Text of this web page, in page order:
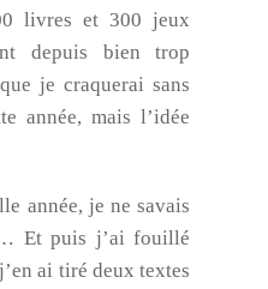
livres et 300 jeux
depuis bien trop
je craquerai sans
année, mais l’idée
année, je ne savais
Et puis j’ai fouillé
ai tiré deux textes